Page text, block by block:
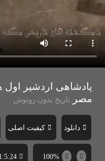
پادشاهی اردشیر اول
مصر
تاریخ بدون روتوش
دانلود کیفیت اصلی
100%